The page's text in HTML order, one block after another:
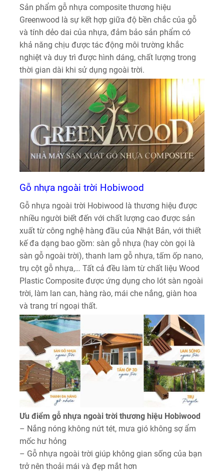
Sản phẩm gỗ nhựa composite thương hiệu
Greenwood là sự kết hợp giữa độ bền chắc của gỗ
và tính dẻo dai của nhựa, đảm bảo sản phẩm có
khả năng chịu được tác động môi trường khắc
nghiệt và duy trì được hình dáng, chất lượng trong
thời gian dài khi sử dụng ngoài trời.
Gỗ nhựa ngoài trời Hobiwood
Gỗ nhựa ngoài trời Hobiwood là thương hiệu được
nhiều người biết đến với chất lượng cao được sản
xuất từ công nghệ hàng đầu của Nhật Bản, với thiết
kế đa dạng bao gồm: sàn gỗ nhựa (hay còn gọi là
sàn gỗ ngoài trời), thanh lam gỗ nhựa, tấm ốp nano,
trụ cột gỗ nhựa,… Tất cả đều làm từ chất liệu Wood
Plastic Composite được ứng dụng cho lót sàn ngoài
trời, làm lan can, hàng rào, mái che nắng, giàn hoa
và trang trí ngoại thất.
Ưu điểm gỗ nhựa ngoài trời thương hiệu Hobiwood
– Nắng nóng không nứt tét, mưa gió không sợ ẩm
mốc hư hỏng
– Gỗ nhựa ngoài trời giúp không gian sống của bạn
trở nên thoải mái và đẹp mắt hơn